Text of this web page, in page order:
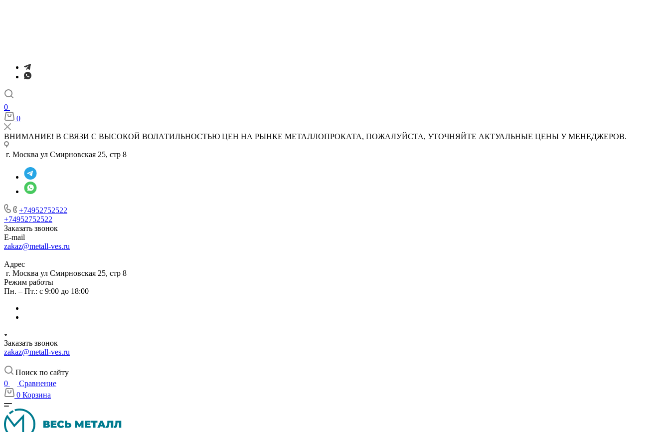
0
0
ВНИМАНИЕ! В СВЯЗИ С ВЫСОКОЙ ВОЛАТИЛЬНОСТЬЮ ЦЕН НА РЫНКЕ МЕТАЛЛОПРОКАТА, ПОЖАЛУЙСТА, УТОЧНЯЙТЕ АКТУАЛЬНЫЕ ЦЕНЫ У МЕНЕДЖЕРОВ.
г. Москва ул Смирновская 25, стр 8
+74952752522
+74952752522
Заказать звонок
E-mail
zakaz@metall-ves.ru
Адрес
г. Москва ул Смирновская 25, стр 8
Режим работы
Пн. – Пт.: с 9:00 до 18:00
Заказать звонок
zakaz@metall-ves.ru
Поиск по сайту
0
Сравнение
0 Корзина